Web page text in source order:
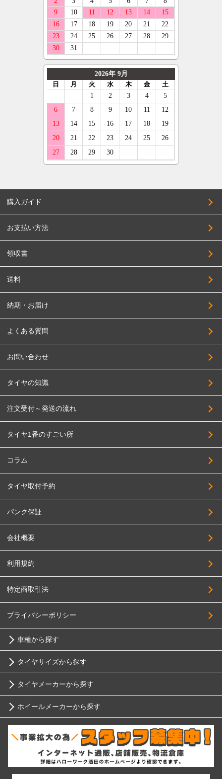
購入ガイド
お支払い方法
領収書
送料
納期・お届け
よくある質問
お問い合わせ
タイヤの知識
注文受付～発送の流れ
タイヤ1番のすごい所
コラム
タイヤ取付予約
パンク保証
会社概要
利用規約
特定商取引法
プライバシーポリシー
車種から探す
トヨタ
ニッサン
スバル
タイヤサイズから探す
10インチ
12インチ
14インチ
タイヤメーカーから探す
ブリヂストン
ミシュラン
ヨコハマ
ホイールメーカーから探す
RIH